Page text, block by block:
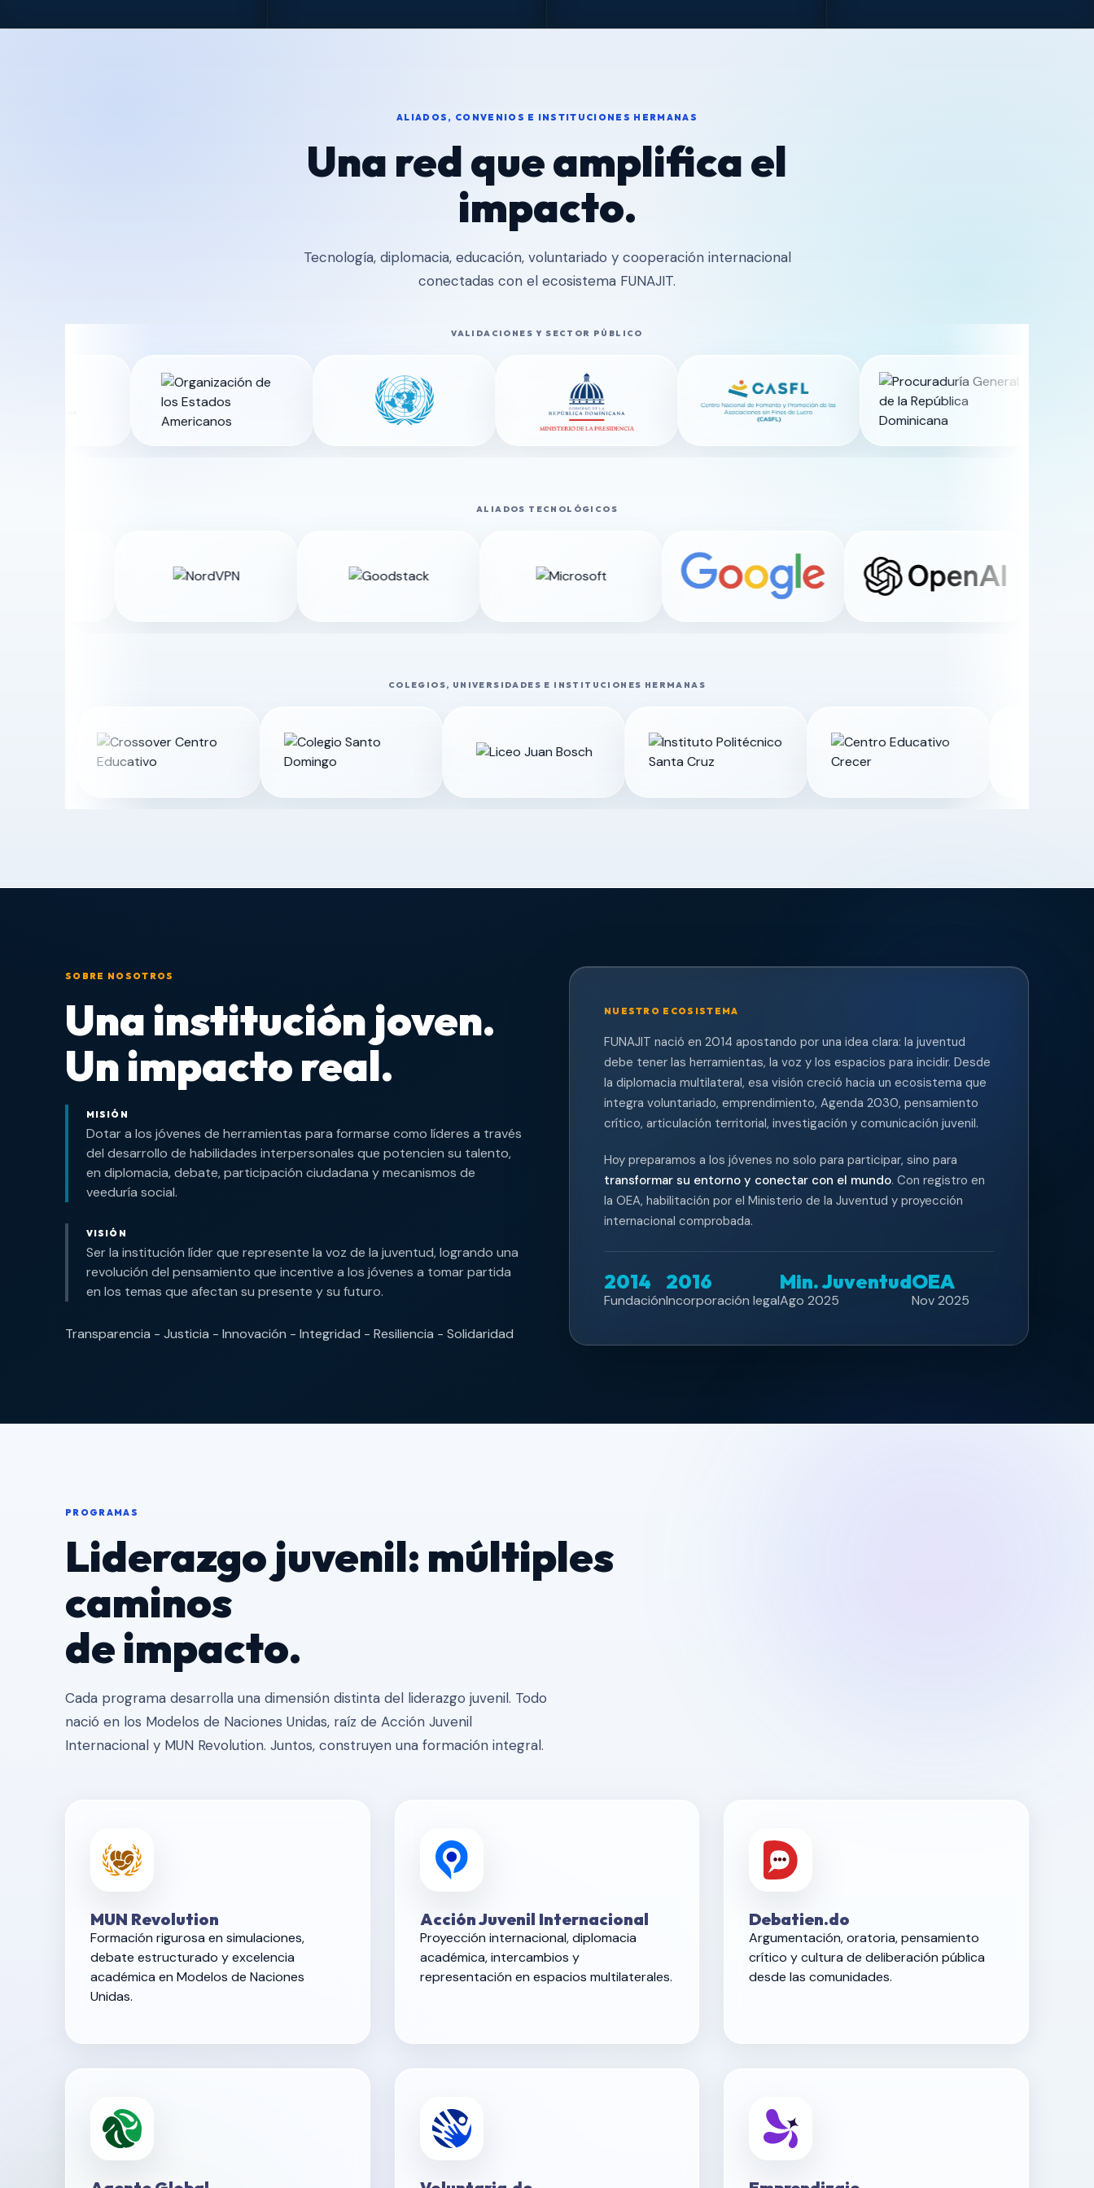
ALIADOS, CONVENIOS E INSTITUCIONES HERMANAS
Una red que amplifica el
impacto.
Tecnología, diplomacia, educación, voluntariado y cooperación internacional
conectadas con el ecosistema FUNAJIT.
VALIDACIONES Y SECTOR PÚBLICO
ALIADOS TECNOLÓGICOS
COLEGIOS, UNIVERSIDADES E INSTITUCIONES HERMANAS
SOBRE NOSOTROS
Una institución joven.
Un impacto real.
MISIÓN
Dotar a los jóvenes de herramientas para formarse como líderes a través
del desarrollo de habilidades interpersonales que potencien su talento,
en diplomacia, debate, participación ciudadana y mecanismos de
veeduría social.
VISIÓN
Ser la institución líder que represente la voz de la juventud, logrando una
revolución del pensamiento que incentive a los jóvenes a tomar partida
en los temas que afectan su presente y su futuro.
Transparencia - Justicia - Innovación - Integridad - Resiliencia - Solidaridad
NUESTRO ECOSISTEMA
FUNAJIT nació en 2014 apostando por una idea clara: la juventud
debe tener las herramientas, la voz y los espacios para incidir. Desde
la diplomacia multilateral, esa visión creció hacia un ecosistema que
integra voluntariado, emprendimiento, Agenda 2030, pensamiento
crítico, articulación territorial, investigación y comunicación juvenil.
Hoy preparamos a los jóvenes no solo para participar, sino para
transformar su entorno y conectar con el mundo. Con registro en
la OEA, habilitación por el Ministerio de la Juventud y proyección
internacional comprobada.
2014
Fundación
2016
Incorporación legal
Min. Juventud
Ago 2025
OEA
Nov 2025
PROGRAMAS
Liderazgo juvenil: múltiples
caminos
de impacto.
Cada programa desarrolla una dimensión distinta del liderazgo juvenil. Todo
nació en los Modelos de Naciones Unidas, raíz de Acción Juvenil
Internacional y MUN Revolution. Juntos, construyen una formación integral.
MUN Revolution
Formación rigurosa en simulaciones,
debate estructurado y excelencia
académica en Modelos de Naciones
Unidas.
Acción Juvenil Internacional
Proyección internacional, diplomacia
académica, intercambios y
representación en espacios multilaterales.
Debatien.do
Argumentación, oratoria, pensamiento
crítico y cultura de deliberación pública
desde las comunidades.